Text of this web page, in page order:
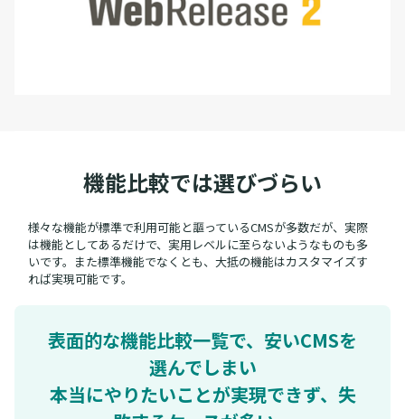
機能比較では選びづらい
様々な機能が標準で利用可能と謳っているCMSが多数だが、実際
は機能としてあるだけで、実用レベルに至らないようなものも多
いです。また標準機能でなくとも、大抵の機能はカスタマイズす
れば実現可能です。
表面的な機能比較一覧で、安いCMSを
選んでしまい
本当にやりたいことが実現できず、失